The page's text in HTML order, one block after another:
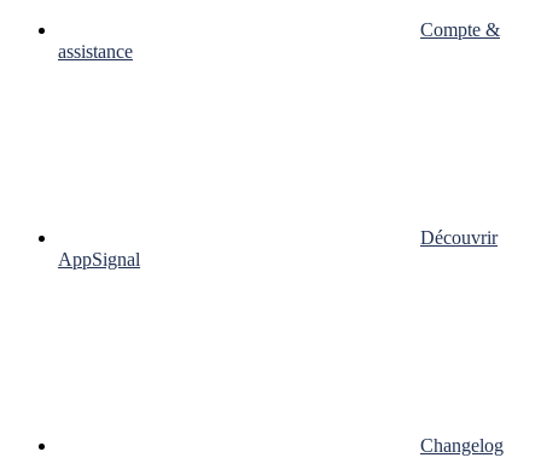
Compte &
assistance
Découvrir
AppSignal
Changelog